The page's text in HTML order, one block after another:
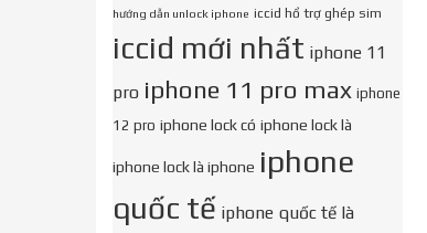
hướng dẫn unlock iphone iccid hổ trợ ghép sim
iccid mới nhất iphone 11
pro iphone 11 pro max iphone
12 pro iphone lock có iphone lock là
iphone lock là iphone iphone
quốc tế iphone quốc tế là